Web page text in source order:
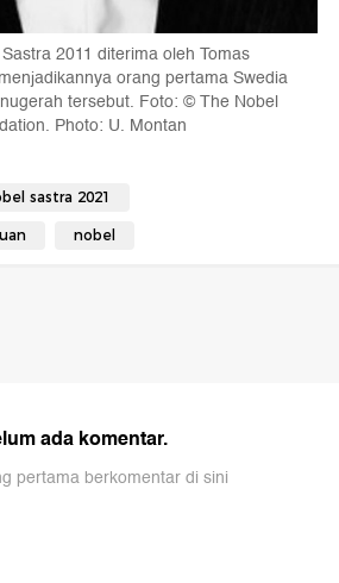
2011 diterima oleh Tomas
orang pertama Swedia
tersebut. Foto: © The Nobel
Photo: U. Montan
sastra 2021
nobel
ada komentar.
pertama berkomentar di sini